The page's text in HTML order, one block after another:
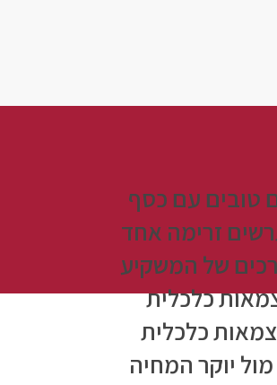
טובים עם כסף
זרימה אחד
של המשקיע
כלכלית
יוקר המחיה